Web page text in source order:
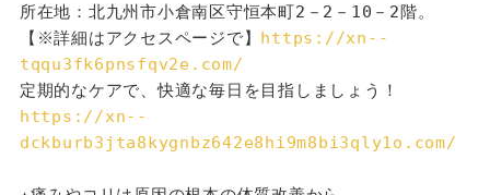
所在地：北九州市小倉南区守恒本町2－2－10－2階。
【※詳細はアクセスページで】 https://xn--
tqqu3fk6pnsfqv2e.com/
定期的なケアで、快適な毎日を目指しましょう！
https://xn--
dckburb3jta8kygnbz642e8hi9m8bi3qly1o.com/